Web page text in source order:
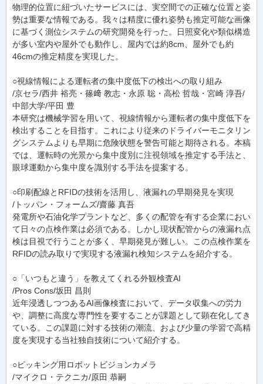
物理的位置に紐づいたサービスには、実空間での正確な位置と姿
勢は重要な情報である。我々は精度に優れ姿勢も推定可能な画像
に基づく測位システムの研究開発を行った。日照変化や類似構造
が多い室内や屋外でも動作し、屋内では約8cm、屋外でも約
46cmの推定精度を実現した。
○視線情報による運転者の集中度低下の検出への取り組み
/京セラ/西井 裕亮・篠﨑 教志・永原 聡・高松 哲哉・宮崎 淳吾/
中部大学/平田 豊
本研究は機械学習を用いて、視線情報から運転者の集中度低下を
検出することを目指す。これにより従来のドライバーモニタリン
グシステムよりも早期に危険状態を警告可能と期待される。本稿
では、運転時の光景から集中度別に注視領域を推定する手法と、
眼球運動から集中度を識別する手法を提案する。
○印刷配線とRFIDの技術を活用し、液漏れの早期発見を実現
/トッパン・フォームズ/齋藤 真吾
発電所や石油化学プラントなど、多くの配管を有する企業におい
て日々の点検作業は必須である。しかし現状配管からの液漏れ点
検は目視で行うことが多く、早期発見が難しい。この点検作業を
RFIDの読み取りで実現する液漏れ検知システムを紹介する。
○「いつもと違う」を教えてくれる外観検査AI
/Pros Cons/坂田 昌則
近年浸透しつつあるAI画像検査において、データ収集への労力
や、調整に高度な専門性を要することが課題として顕在化してき
ている。この課題に対する技術の潮流、および少量の学習で高精
度を実現する当社独自技術について紹介する。
○ピッキング用ロボットビジョンカメラ
/マイクロ・テクニカ/原田 恭嗣